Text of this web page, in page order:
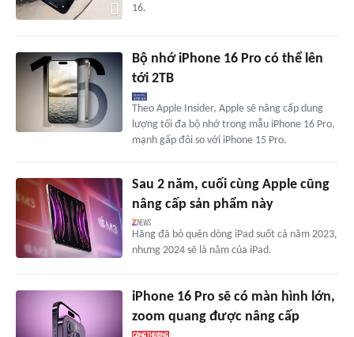
16.
Bộ nhớ iPhone 16 Pro có thể lên
tới 2TB
Theo Apple Insider, Apple sẽ nâng cấp dung
lượng tối đa bộ nhớ trong mẫu iPhone 16 Pro,
mạnh gấp đôi so với iPhone 15 Pro.
Sau 2 năm, cuối cùng Apple cũng
nâng cấp sản phẩm này
Hãng đã bỏ quên dòng iPad suốt cả năm 2023,
nhưng 2024 sẽ là năm của iPad.
iPhone 16 Pro sẽ có màn hình lớn,
zoom quang được nâng cấp